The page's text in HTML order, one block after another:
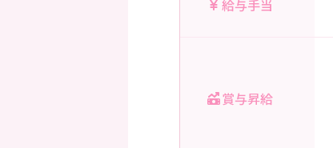
給与手当
賞与昇給